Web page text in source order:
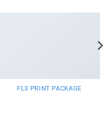
FL3 PRINT PACKAGE